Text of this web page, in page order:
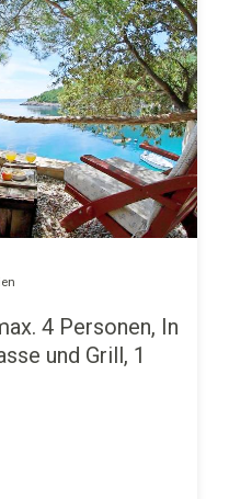
4 Personen, In
und Grill, 1